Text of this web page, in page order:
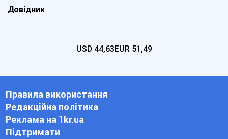
Довідник
USD 44,63EUR 51,49
Правила використання
Редакційна політика
Реклама на 1kr.ua
Підтримати